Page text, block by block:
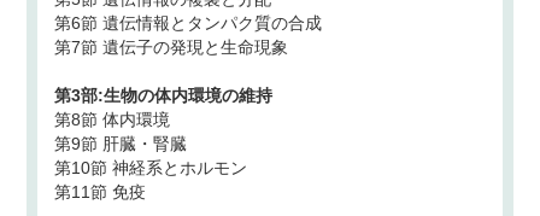
第6節 遺伝情報とタンパク質の合成
第7節 遺伝子の発現と生命現象
第3部:生物の体内環境の維持
第8節 体内環境
第9節 肝臓・腎臓
第10節 神経系とホルモン
第11節 免疫